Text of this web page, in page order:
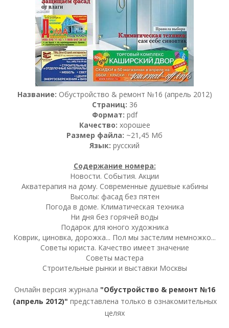
Название: Обустройство & ремонт №16 (апрель 2012)
Страниц: 36
Формат: pdf
Качество: хорошее
Размер файла: ~21,45 Мб
Язык: русский
Содержание номера:
Новости. События. Акции
Акватерапия на дому. Современные душевые кабины
Высолы: фасад без пятен
Погода в доме. Климатическая техника
Ни дня без горячей воды
Подарок для юного художника
Коврик, циновка, дорожка... Пол мы застелим немножко...
Советы юриста. Качество имеет значение
Советы мастера
Строительные рынки и выставки Москвы
Онлайн версия журнала "Обустройство & ремонт №16
(апрель 2012)" представлена только в ознакомительных
целях